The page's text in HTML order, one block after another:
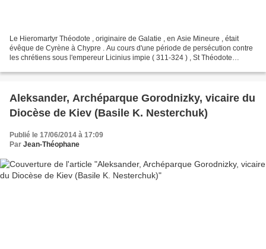
Le Hieromartyr Théodote , originaire de Galatie , en Asie Mineure , était
évêque de Cyrène à Chypre . Au cours d'une période de persécution contre
les chrétiens sous l'empereur Licinius impie ( 311-324 ) , St Théodote
Aleksander, Archéparque Gorodnizky, vicaire du
Diocèse de Kiev (Basile K. Nesterchuk)
Publié le 17/06/2014 à 17:09
Par Jean-Théophane